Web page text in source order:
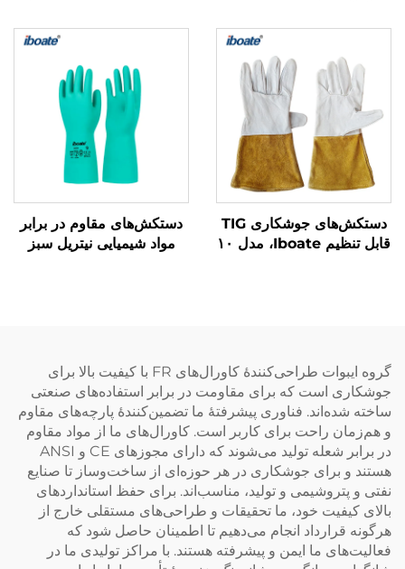
مقابله با چند خطر همزمان
دستکش‌های جوشکاری TIG
قابل تنظیم Iboate، مدل ۱۰
دستکش‌های مقاوم در برابر
مواد شیمیایی نیتریل سبز
گروه ایبوات طراحی‌کنندهٔ کاورال‌های FR با کیفیت بالا برای
جوشکاری است که برای مقاومت در برابر استفاده‌های صنعتی
ساخته شده‌اند. فناوری پیشرفتهٔ ما تضمین‌کنندهٔ پارچه‌های مقاوم
و هم‌زمان راحت برای کاربر است. کاورال‌های ما از مواد مقاوم
در برابر شعله تولید می‌شوند که دارای مجوزهای CE و ANSI
هستند و برای جوشکاری در هر حوزه‌ای از ساخت‌وساز تا صنایع
نفتی و پتروشیمی و تولید، مناسب‌اند. برای حفظ استانداردهای
بالای کیفیت خود، ما تحقیقات و طراحی‌های مستقلی خارج از
هرگونه قرارداد انجام می‌دهیم تا اطمینان حاصل شود که
فعالیت‌های ما ایمن و پیشرفته هستند. با مراکز تولیدی ما در